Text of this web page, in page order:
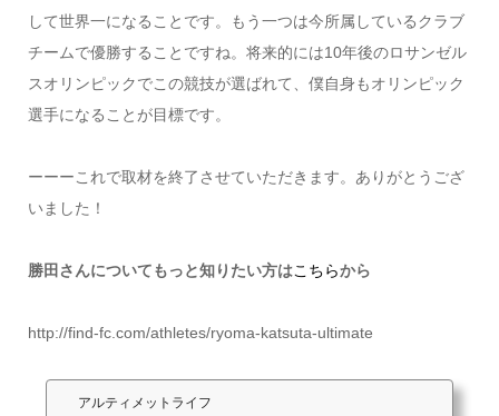
して世界一になることです。もう一つは今所属しているクラブ
チームで優勝することですね。将来的には10年後のロサンゼル
スオリンピックでこの競技が選ばれて、僕自身もオリンピック
選手になることが目標です。
ーーーこれで取材を終了させていただきます。ありがとうござ
いました！
勝田さんについてもっと知りたい方はこちらから
http://find-fc.com/athletes/ryoma-katsuta-ultimate
アルティメットライフ